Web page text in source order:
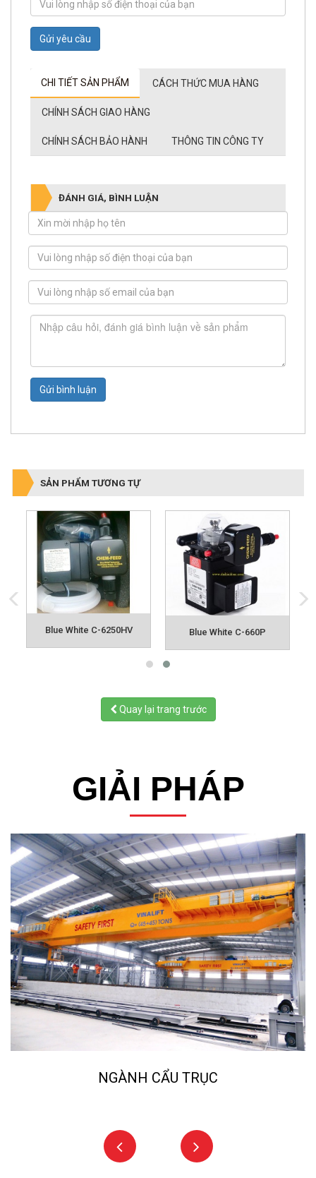
Gửi yêu cầu
CHI TIẾT SẢN PHẨM CÁCH THỨC MUA HÀNG
CHÍNH SÁCH GIAO HÀNG
CHÍNH SÁCH BẢO HÀNH THÔNG TIN CÔNG TY
ĐÁNH GIÁ, BÌNH LUẬN
Gửi bình luận
SẢN PHẨM TƯƠNG TỰ
Blue White C-6250HV Blue White C-660P
Quay lại trang trước
GIẢI PHÁP
NGÀNH NGHIỀN ĐÁ, CÁT